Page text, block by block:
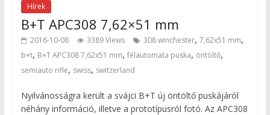
Hírek
B+T APC308 7,62×51 mm
2016-10-08 3389 Views 308 winchester, 7,62x51 mm,
b+t, B+T APC308 7,62x51 mm, félautomata puska, öntöltő,
semiauto rifle, swiss, switzerland
Nyilvánosságra került a svájci B+T új öntöltő puskájáról
néhány információ, illetve a prototípusról fotó. Az APC308